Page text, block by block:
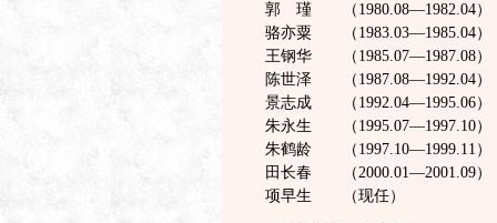
郭 瑾 （1980.08—1982.04）
骆亦粟 （1983.03—1985.04）
王钢华 （1985.07—1987.08）
陈世泽 （1987.08—1992.04）
景志成 （1992.04—1995.06）
朱永生 （1995.07—1997.10）
朱鹤龄 （1997.10—1999.11）
田长春 （2000.01—2001.09）
项早生 （现任）